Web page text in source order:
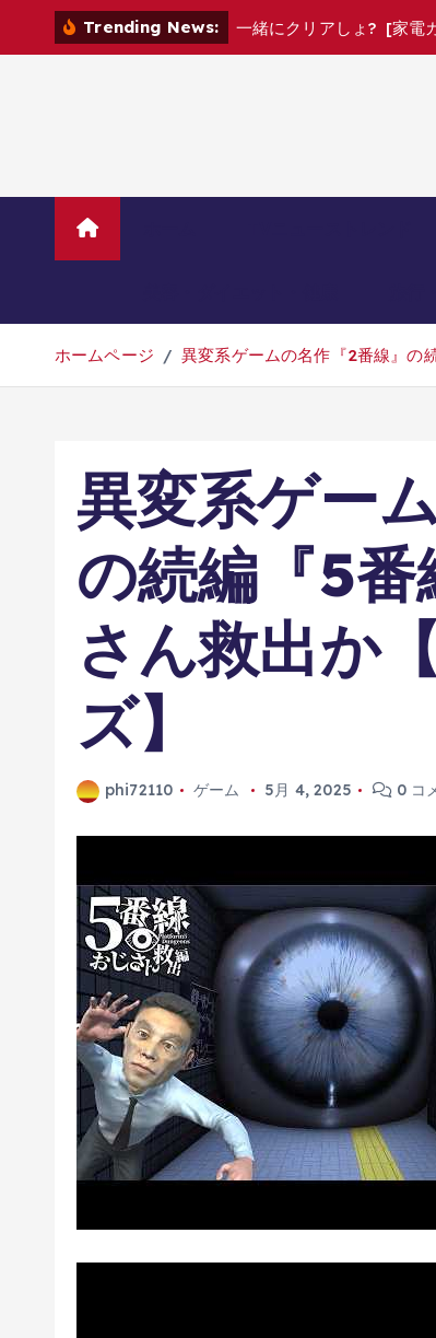
Trending News: 一緒に ク リ ア し ょ? [家電
ホームページ 異変系ゲームの名作『2番線』の
異変系ゲー
の続編『5
さん救出か
ズ】
phi72110 ゲーム 5月 4, 2025 0 コ